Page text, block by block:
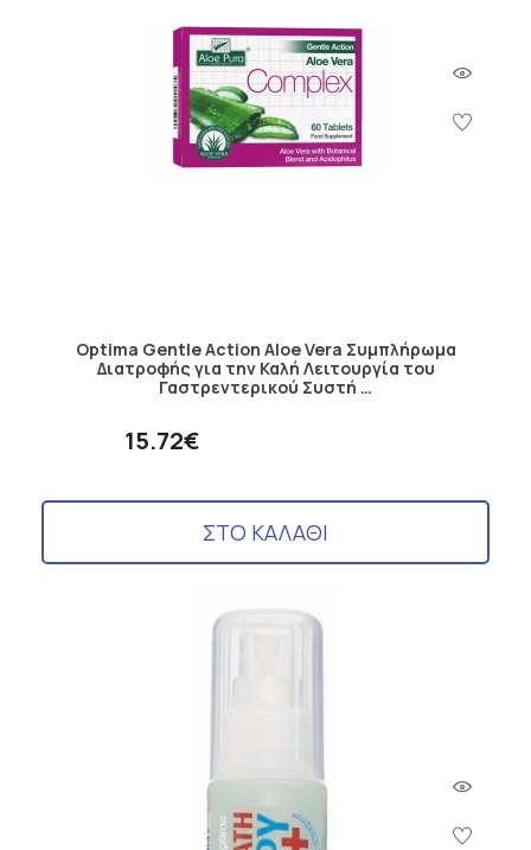
Optima Gentle Action Aloe Vera Συμπλήρωμα
Διατροφής για την Καλή Λειτουργία του
Γαστρεντερικού Συστή …
15.72€
ΣΤΟ ΚΑΛΑΘΙ